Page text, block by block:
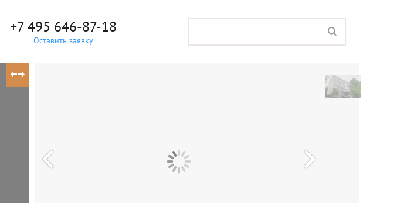
+7 495 646-87-18
Оставить заявку